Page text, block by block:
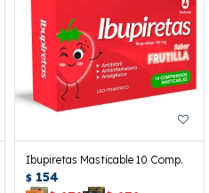
Ibupiretas Masticable 10 Comp.
$ 154